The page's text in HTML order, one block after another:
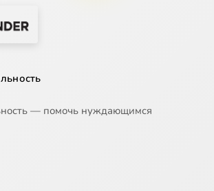
— помочь нуждающимся